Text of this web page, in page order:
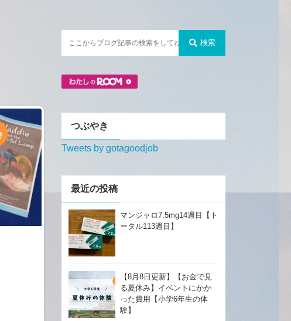
検索
つぶやき
Tweets by gotagoodjob
最近の投稿
マンジャロ7.5mg14週目【ト
ータル113週目】
【8月8日更新】【お金で見
る夏休み】イベントにかか
った費用【小学6年生の体
験】